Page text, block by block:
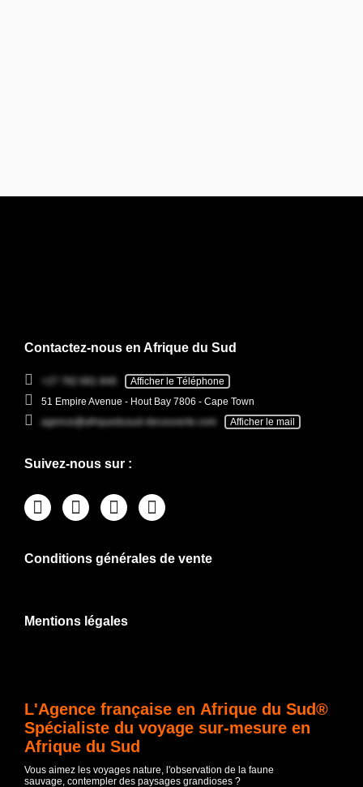
Contactez-nous en Afrique du Sud
+27 782 681 846
Afficher le Téléphone
51 Empire Avenue - Hout Bay 7806 - Cape Town
agence@afriquedusud-decouverte.com
Afficher le mail
Suivez-nous sur :
Conditions générales de vente
Mentions légales
L'Agence française en Afrique du Sud®
Spécialiste du voyage sur-mesure en
Afrique du Sud
Vous aimez les voyages nature, l'observation de la faune
sauvage, contempler des paysages grandioses ?